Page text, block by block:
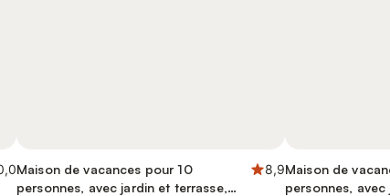
Maison de vacances pour 10
personnes, avec jardin et terrasse,
8,9Maison de
personnes, avec